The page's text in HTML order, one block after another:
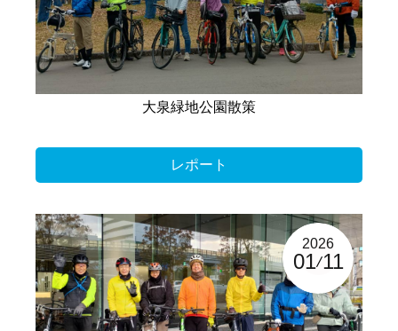
大泉緑地公園散策
レポート
2026
01 11